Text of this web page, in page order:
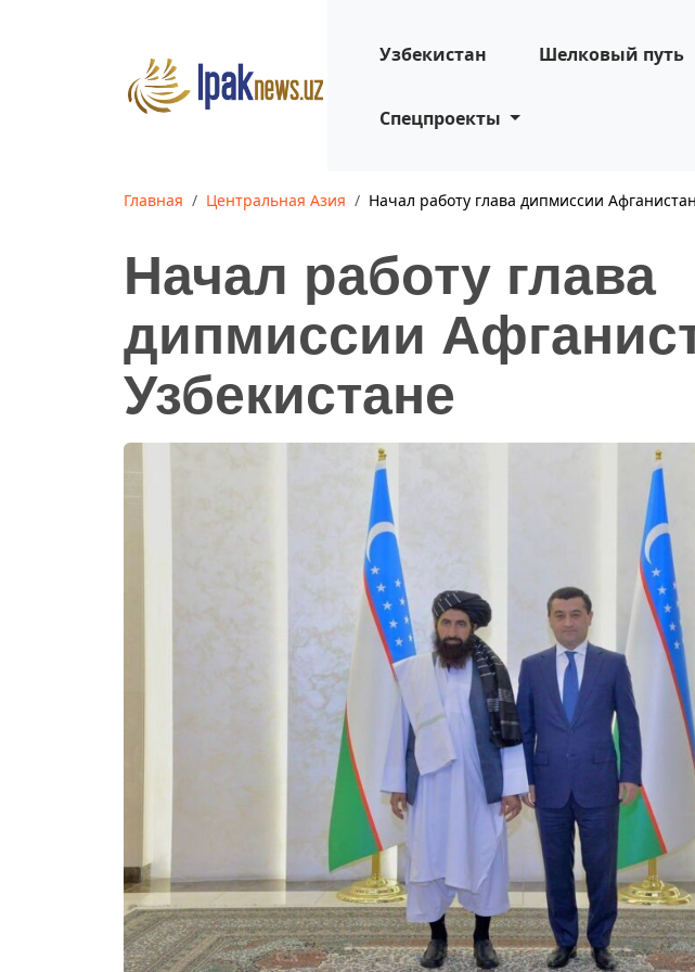
Узбекистан Шелковый путь
Спецпроекты
Главная Центральная Азия Начал работу глава дипмиссии
Начал работу глава
дипмиссии
Узбекистане